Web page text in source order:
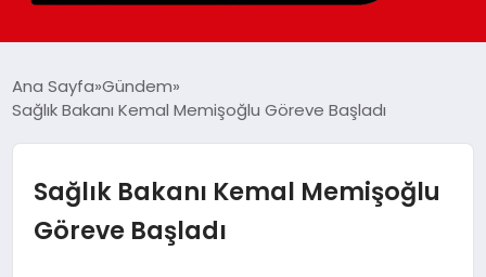
GÜNCEL
Ana Sayfa Gündem
Sağlık Bakanı Kemal Memişoğlu Göreve Başladı
Sağlık Bakanı Kemal Memişoğlu
Göreve Başladı